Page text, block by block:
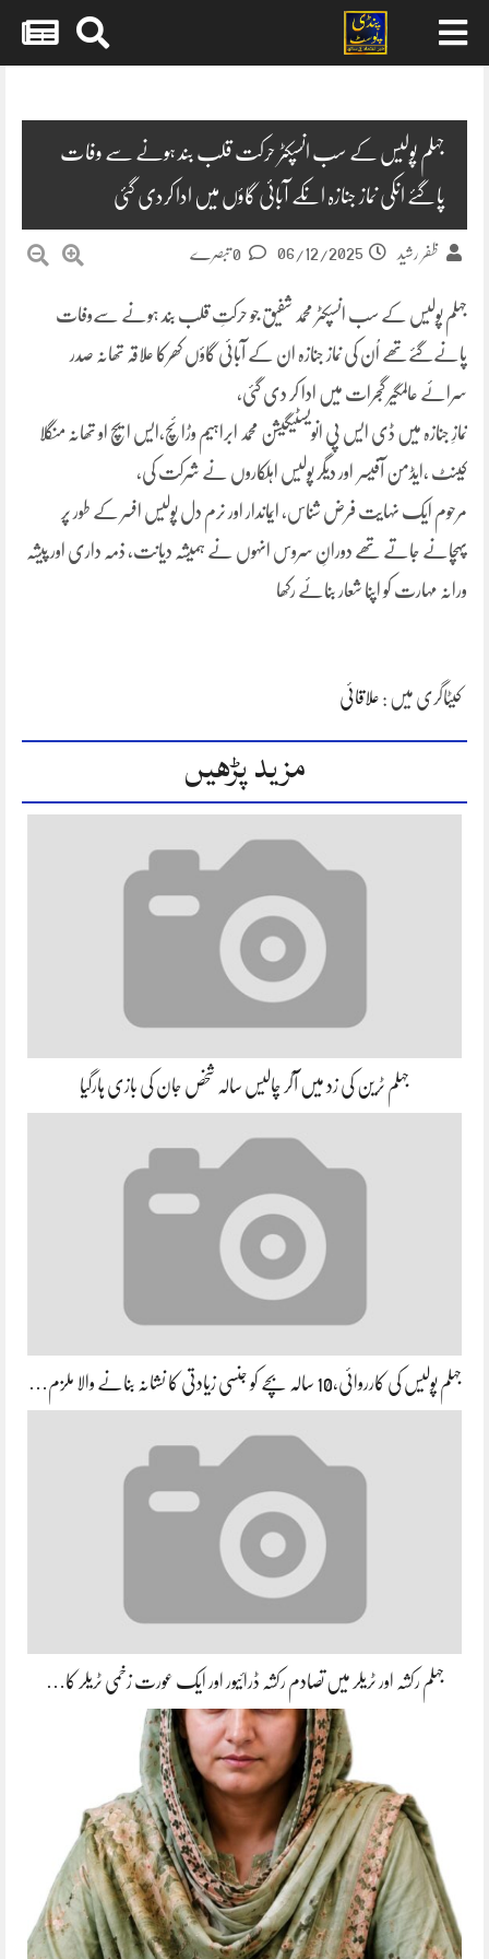
جہلم پولیس کے سب انسپکٹر حرکت قلب بند ہونے سے وفات
پاگئے انکی نماز جنازہ انکے آبائی گاؤں میں ادا کردی گئی
ظفر رشید 06/12/2025
جہلم پولیس کے سب انسپکٹر محمد شفیق جو حرکتِ قلب بند ہونے سےوفات
پانےگئےتھے اُن کی نماز جنازہ ان کے آبائی گاؤں کھرکا علاقہ تھانہ صدر
سرائے عالمگیر گجرات میں ادا کر دی گئی،
نمازِ جنازہ میں ڈی ایس پی انویسٹیگیشن محمد ابراہیم وڑائچ،ایس ایچ او تھانہ منگلا
کینٹ ،ایڈمن آفیسر اور دیگر پولیس اہلکاروں نے شرکت کی،
مرحوم ایک نہایت فرض شناس، ایماندار اور نرم دل پولیس افسر کے طور پر
پہچانے جاتے تھے دورانِ سروس انہوں نے ہمیشہ دیانت، ذمہ داری اور پیشہ
ورانہ مہارت کو اپنا شعار بنائے رکھا
کیٹاگری میں : علاقائی
مزید پڑھیں
جہلم ٹرین کی زد میں آکر چالیس سالہ شخص جان کی بازی ہارگیا
جہلم پولیس کی کارروائی،10 سالہ بچے کو جنسی زیادتی کا نشانہ بنانے والا ملزم…
جہلم رکشہ اور ٹریلر میں تصادم رکشہ ڈرائیور اور ایک عورت زخمی ٹریلر کا…